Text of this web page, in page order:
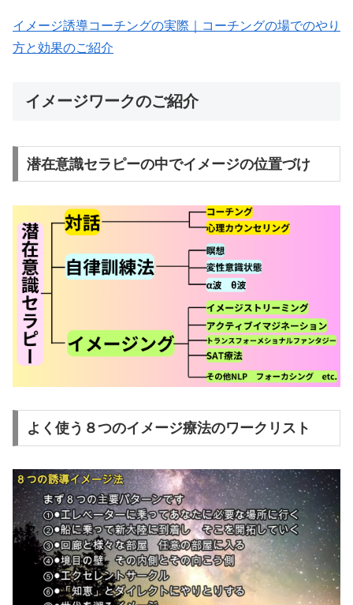
イメージ誘導コーチングの実際｜コーチングの場でのやり
方と効果のご紹介
イメージワークのご紹介
潜在意識セラピーの中でイメージの位置づけ
よく使う８つのイメージ療法のワークリスト